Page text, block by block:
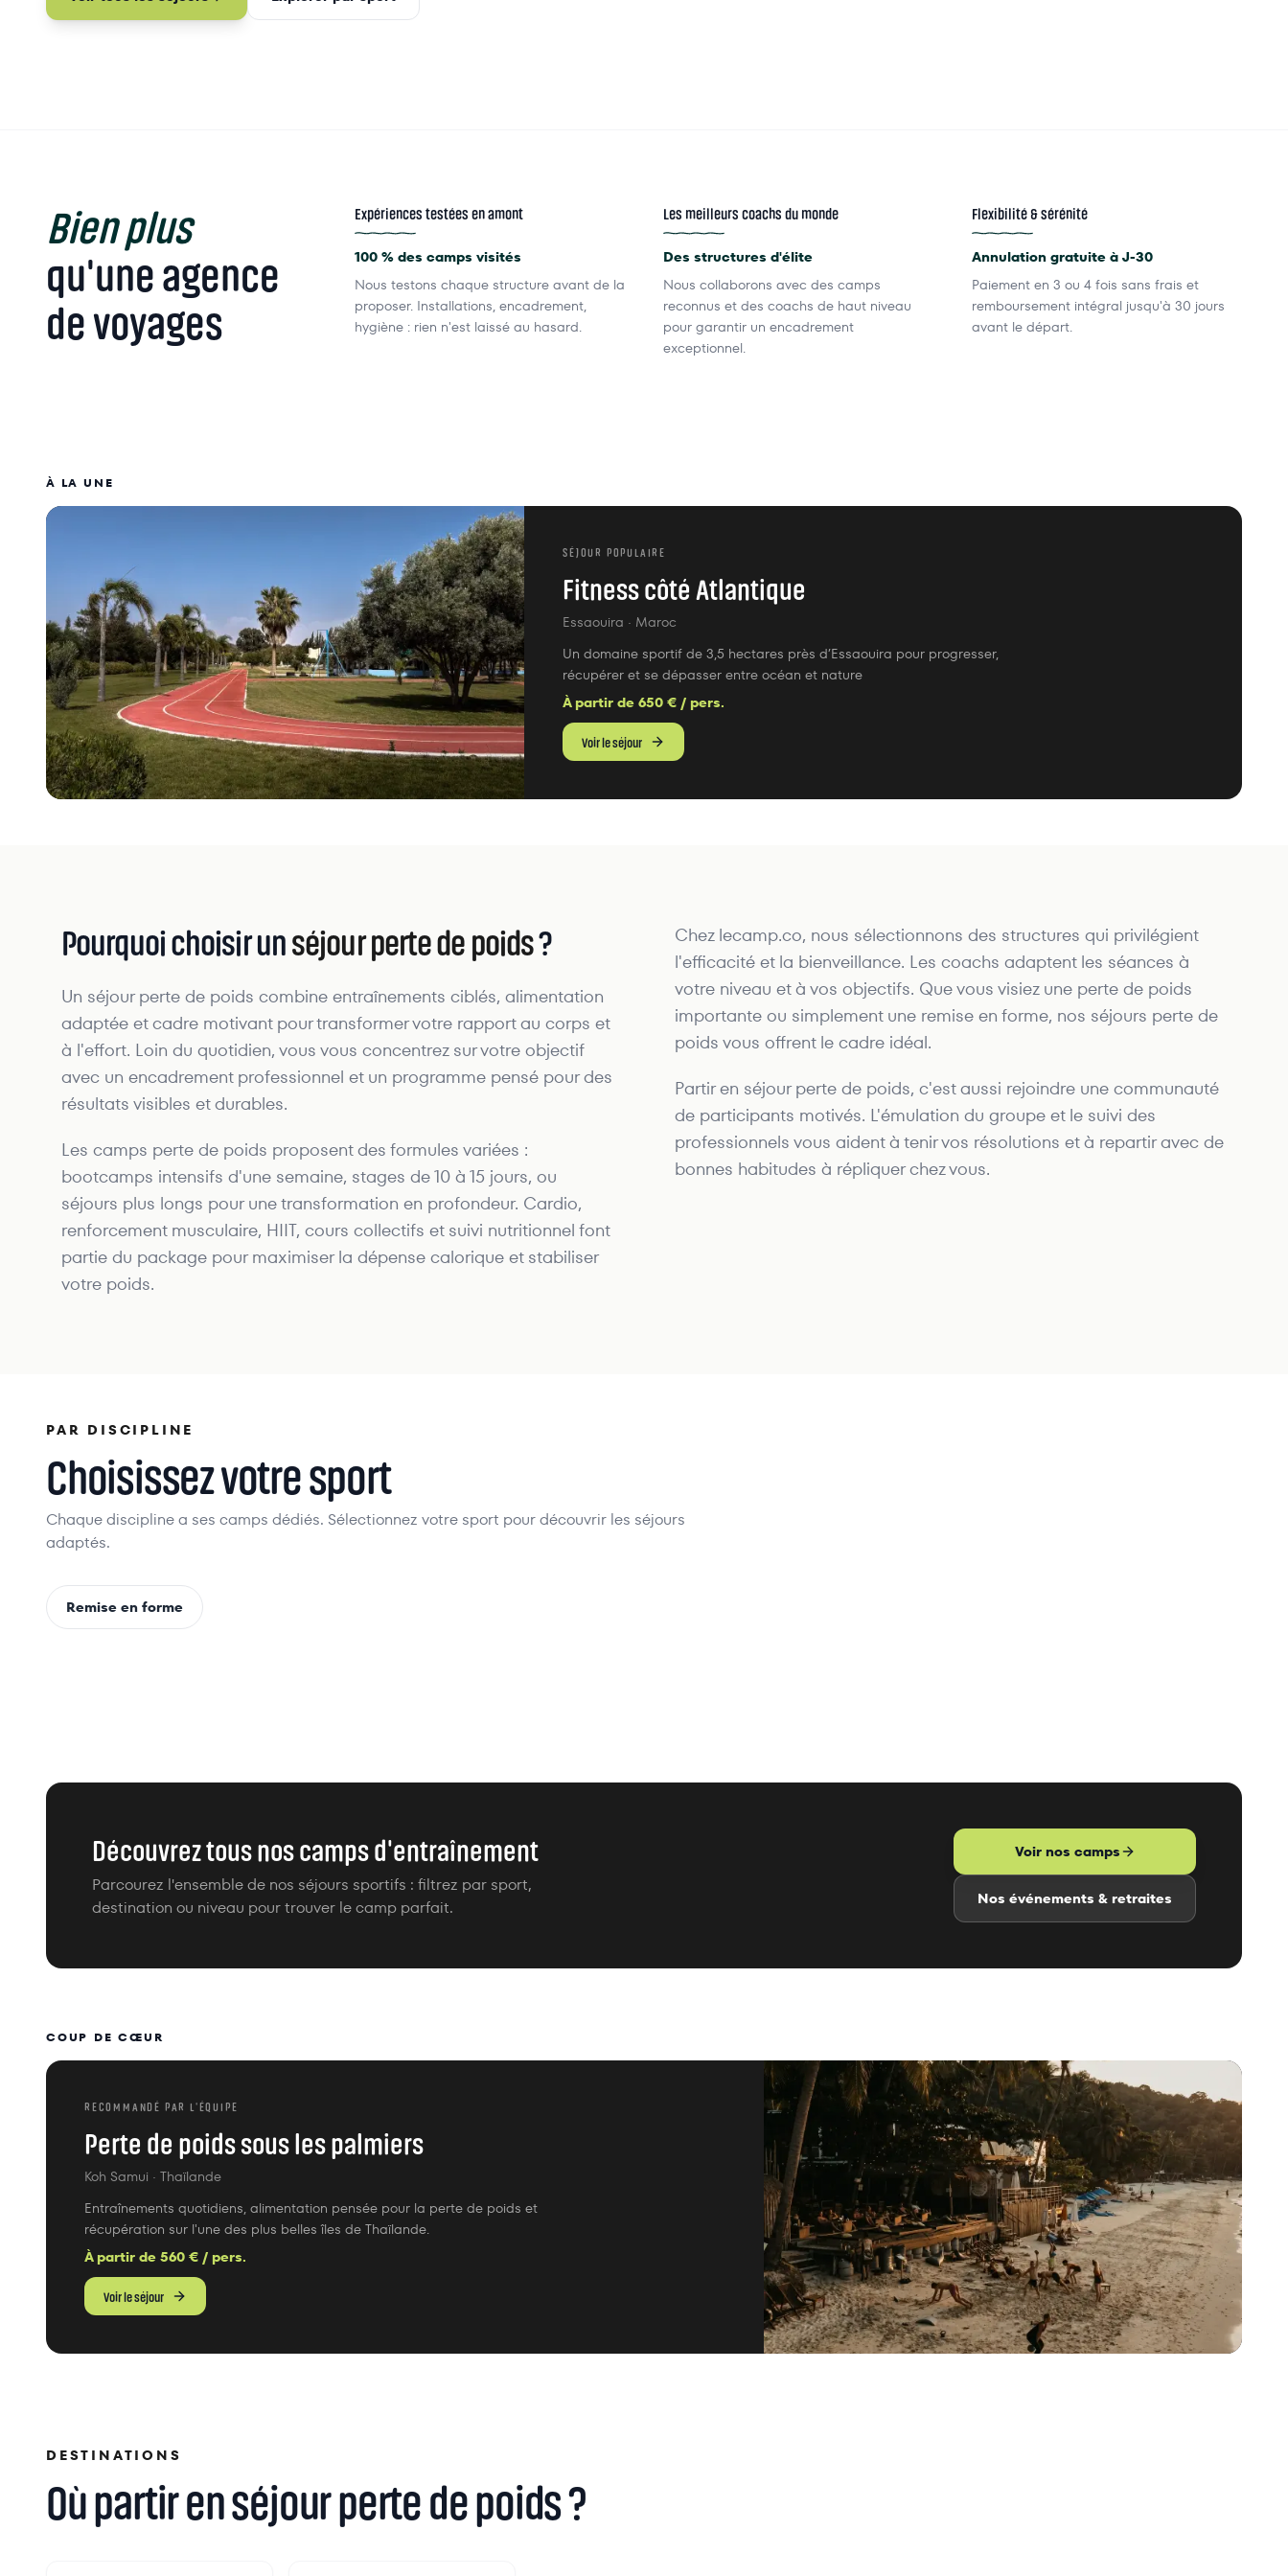
Bien plus
qu'une agence
de voyages
Expériences testées en amont
100 % des camps visités
Nous testons chaque structure avant de la
proposer. Installations, encadrement,
hygiène : rien n'est laissé au hasard.
Les meilleurs coachs du monde
Des structures d'élite
Nous collaborons avec des camps
reconnus et des coachs de haut niveau
pour garantir un encadrement
exceptionnel.
Flexibilité & sérénité
Annulation gratuite à J-30
Paiement en 3 ou 4 fois sans frais et
remboursement intégral jusqu'à 30 jours
avant le départ.
À LA UNE
SÉJOUR POPULAIRE
Fitness côté Atlantique
Essaouira · Maroc
Un domaine sportif de 3,5 hectares près d’Essaouira pour progresser,
récupérer et se dépasser entre océan et nature
À partir de650 € / pers.
Voir le séjour
Pourquoi choisir unséjour perte de poids?
Un séjour perte de poids combine entraînements ciblés, alimentation
adaptée et cadre motivant pour transformer votre rapport au corps et
à l'effort. Loin du quotidien, vous vous concentrez sur votre objectif
avec un encadrement professionnel et un programme pensé pour des
résultats visibles et durables.
Les camps perte de poids proposent des formules variées :
bootcamps intensifs d'une semaine, stages de 10 à 15 jours, ou
séjours plus longs pour une transformation en profondeur. Cardio,
renforcement musculaire, HIIT, cours collectifs et suivi nutritionnel font
partie du package pour maximiser la dépense calorique et stabiliser
votre poids.
Chez lecamp.co, nous sélectionnons des structures qui privilégient
l'efficacité et la bienveillance. Les coachs adaptent les séances à
votre niveau et à vos objectifs. Que vous visiez une perte de poids
importante ou simplement une remise en forme, nos séjours perte de
poids vous offrent le cadre idéal.
Partir en séjour perte de poids, c'est aussi rejoindre une communauté
de participants motivés. L'émulation du groupe et le suivi des
professionnels vous aident à tenir vos résolutions et à repartir avec de
bonnes habitudes à répliquer chez vous.
PAR DISCIPLINE
Choisissez votre sport
Chaque discipline a ses camps dédiés. Sélectionnez votre sport pour découvrir les séjours
adaptés.
Remise en forme
FITNESS CÔTÉ ATLANTIQUE
Découvrez tous nos camps d'entraînement
Parcourez l'ensemble de nos séjours sportifs : filtrez par sport,
destination ou niveau pour trouver le camp parfait.
Voir nos camps
Nos événements & retraites
COUP DE CŒUR
RECOMMANDÉ PAR L'ÉQUIPE
Perte de poids sous les palmiers
Koh Samui · Thaïlande
Entraînements quotidiens, alimentation pensée pour la perte de poids et
récupération sur l'une des plus belles îles de Thaïlande.
À partir de 560 € / pers.
Voir le séjour
DESTINATIONS
Où partir en séjour perte de poids ?